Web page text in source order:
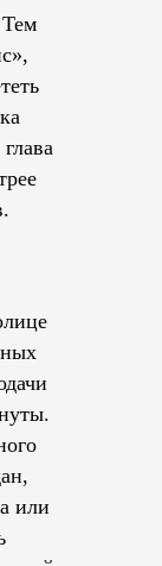
или